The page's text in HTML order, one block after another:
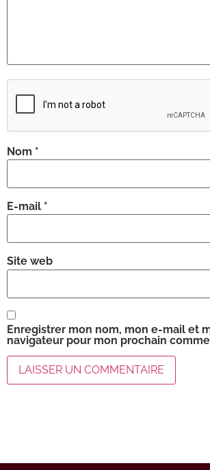
Nom *
E-mail *
Site web
Enregistrer mon nom, mon e-mail et
navigateur pour mon prochain